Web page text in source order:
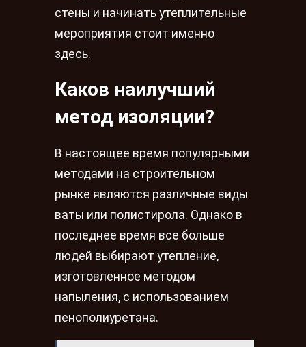
стены и начинать утеплительные
мероприятия стоит именно
здесь.
Каков наилучший
метод изоляции?
В настоящее время популярными
методами на строительном
рынке являются различные виды
ваты или полистирола. Однако в
последнее время все больше
людей выбирают утепление,
изготовленное методом
напыления, с использованием
пенополиуретана.